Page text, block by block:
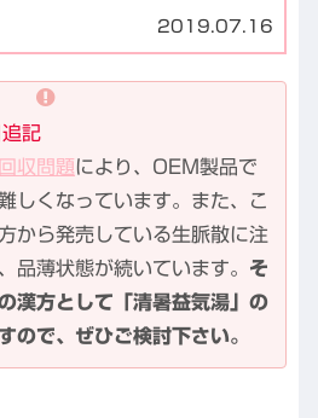
2019.07.16
記
収問題により、OEM製品で
しくなっています。また、こ
から発売している生脈散に注
品薄状態が続いています。 そ
漢方として「清暑益気湯」の
ので、ぜひご検討下さい。